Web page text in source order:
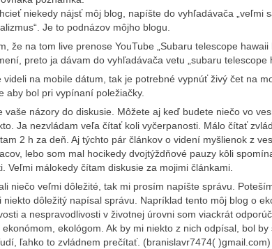
niekedy nájsť môj blog, napíšte do vyhľadávača „veľmi
Je to podnázov môjho blogu.
že na tom live prenose YouTube „Subaru telescope hawaii
preto ja dávam do vyhľadávača vetu „subaru telescope
videli na mobile dátum, tak je potrebné vypnúť živý čet na
aby bol pri vypínaní poležiačky.
vaše názory do diskusie. Môžete aj keď budete niečo vo
Ja nezvládam veľa čítať koli vyčerpanosti. Málo čítať
2 h za deň. Aj týchto pár článkov o videní myšlienok z
lebo som mal hocikedy dvojtýždňové pauzy kôli
Veľmi málokedy čítam diskusie za mojimi článkami.
niečo veľmi dôležité, tak mi prosím napíšte správu.
niekto dôležitý napísal správu. Napríklad tento môj blog o
a nespravodlivosti v životnej úrovni som viackrát
ekológom. Ak by mi niekto z nich odpísal, bol
ľahko to zvládnem prečítať. (branislavr7474( )gmail.com)